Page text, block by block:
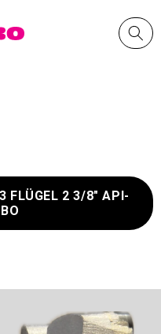
FLÜGEL 2 3/8" API-